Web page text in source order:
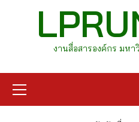
งานสื่อสารองค์กร มหา
Menu